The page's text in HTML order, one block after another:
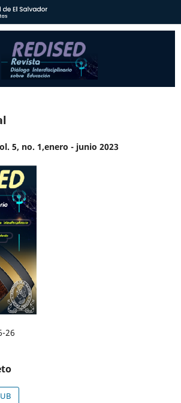
5, no. 1,enero - junio 2023
26